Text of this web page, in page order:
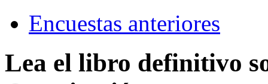
Encuestas anteriores
Lea el libro definitivo